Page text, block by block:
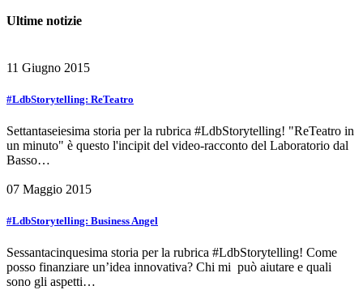
Ultime notizie
11 Giugno 2015
#LdbStorytelling: ReTeatro
Settantaseiesima storia per la rubrica #LdbStorytelling! "ReTeatro in
un minuto" è questo l'incipit del video-racconto del Laboratorio dal
Basso…
07 Maggio 2015
#LdbStorytelling: Business Angel
Sessantacinquesima storia per la rubrica #LdbStorytelling! Come
posso finanziare un’idea innovativa? Chi mi può aiutare e quali
sono gli aspetti…